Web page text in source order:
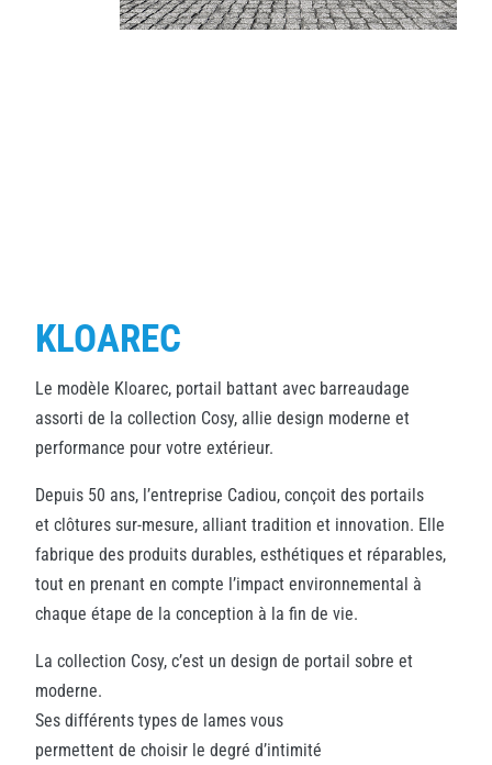
KLOAREC
Le modèle Kloarec, portail battant avec barreaudage
assorti de la collection Cosy, allie design moderne et
performance pour votre extérieur.
Depuis 50 ans, l’entreprise Cadiou, conçoit des portails
et clôtures sur-mesure, alliant tradition et innovation. Elle
fabrique des produits durables, esthétiques et réparables,
tout en prenant en compte l’impact environnemental à
chaque étape de la conception à la fin de vie.
La collection Cosy, c’est un design de portail sobre et
moderne.
Ses différents types de lames vous
permettent de choisir le degré d’intimité